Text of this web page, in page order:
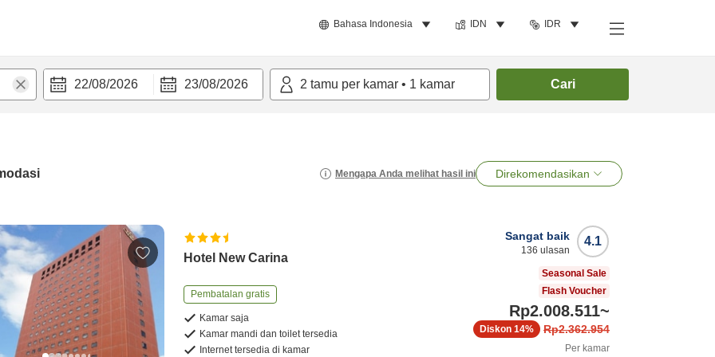
Bahasa Indonesia IDN IDR
22/08/2026 23/08/2026 2 tamu per kamar • 1 kamar Cari
Mengapa Anda melihat hasil ini Direkomendasikan
Hotel New Carina
Pembatalan gratis
Kamar saja
Kamar mandi dan toilet tersedia
Internet tersedia di kamar
4.1
Sangat baik
136 ulasan
Seasonal Sale
Flash Voucher
Rp2.008.511~
Rp2.362.954
Diskon 14%
Per kamar